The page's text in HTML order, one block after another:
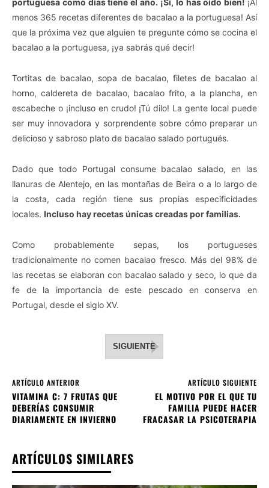
portuguesa como días tiene el año. ¡Sí, lo has oído bien! ¡Al
menos 365 recetas diferentes de bacalao a la portuguesa! Así
que la próxima vez que alguien te pregunte cómo se cocina el
bacalao a la portuguesa, ¡ya sabrás qué decir!
Tortitas de bacalao, sopa de bacalao, filetes de bacalao al
horno, caldereta de bacalao, bacalao frito, a la plancha, en
escabeche o ¡incluso en crudo! ¡Tú dilo! La gente local puede
ser muy innovadora y sorprendente sobre cómo preparar un
delicioso y sabroso plato de bacalao salado portugués.
Dado que todo Portugal consume bacalao salado, en las
llanuras de Alentejo, en las montañas de Beira o a lo largo de
la costa, cada región tiene sus propias especificidades
locales. Incluso hay recetas únicas creadas por familias.
Como probablemente sepas, los portugueses
tradicionalmente no comen bacalao fresco. Más del 98% de
las recetas se elaboran con bacalao salado y seco, lo que da
fe de la importancia de este pescado en conserva en
Portugal, desde el siglo XV.
SIGUIENTE
ARTÍCULO ANTERIOR
VITAMINA C: 7 FRUTAS QUE
DEBERÍAS CONSUMIR
DIARIAMENTE EN INVIERNO
ARTÍCULO SIGUIENTE
EL MOTIVO POR EL QUE TU
FAMILIA PUEDE HACER
FRACASAR LA PSICOTERAPIA
ARTÍCULOS SIMILARES